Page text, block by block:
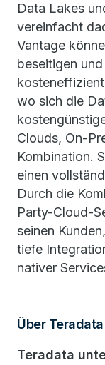
Data Lakes
vereinfacht
Vantage
beseitigen
wo sich die
Clouds, On-
Kombination.
einen
Durch die
Party-Cloud-
seinen
tiefe
nativer
Über Teradata
Teradata